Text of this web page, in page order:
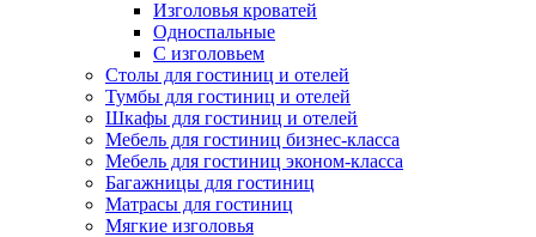
Изголовья кроватей
Односпальные
С изголовьем
Столы для гостиниц и отелей
Тумбы для гостиниц и отелей
Шкафы для гостиниц и отелей
Мебель для гостиниц бизнес-класса
Мебель для гостиниц эконом-класса
Багажницы для гостиниц
Матрасы для гостиниц
Мягкие изголовья